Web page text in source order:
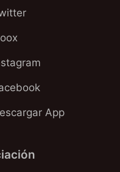
App